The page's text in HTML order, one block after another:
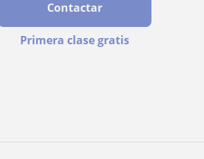
Contactar
Primera clase gratis